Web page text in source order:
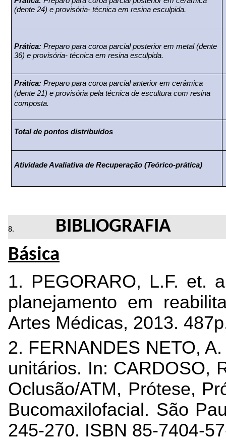
(dente 24) e provisória- técnica em resina esculpida.
Prática: Preparo para coroa parcial posterior em metal (dente
36) e provisória- técnica em resina esculpida.
Prática: Preparo para coroa parcial anterior em cerâmica
(dente 21) e provisória pela técnica de escultura com resina
composta.
Total de pontos distribuídos
Atividade Avaliativa de Recuperação (Teórico-prática)
BIBLIOGRAFIA
Básica
1. PEGORARO, L.F. et.
planejamento em
Artes Médicas, 2013.
2. FERNANDES NETO,
unitários. In: CARDOSO,
Oclusão/ATM, Prótese,
Bucomaxilofacial. São
245-270. ISBN 85-7404-